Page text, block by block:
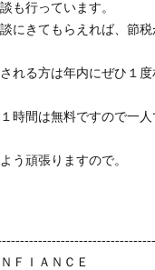
も行っています。
にきてもらえれば、節
れる方は年内にぜひ１
時間は無料ですので一
う頑張りますので。
ＦＩＡＮＣＥ